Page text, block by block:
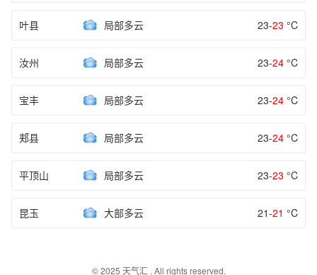
叶县 局部多云 23-23 °C
汝州 局部多云 23-24 °C
宝丰 局部多云 23-24 °C
郏县 局部多云 23-24 °C
平顶山 局部多云 23-23 °C
昆玉 大部多云 21-21 °C
© 2025 天气汇. All rights reserved.